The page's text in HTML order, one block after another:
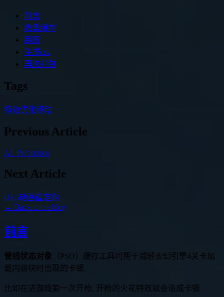
前言
收集缓存
跑图
生成csv
再次打包
Tags
特效优化移动
Previous Article
AI_Perception
Next Article
UE5动画重定向
← Back to the blog
前言
管线状态对象
（PSO）缓存工具可用于减轻虚幻引擎4关卡加
载内容块时出现的卡顿,
比如在进游戏第一次开枪, 开枪的火花特效就会造成卡顿